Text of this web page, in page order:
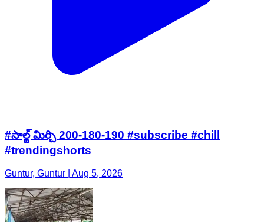
#సాల్ట్ మిర్చి 200-180-190 #subscribe #chill
#trendingshorts
Guntur, Guntur | Aug 5, 2026